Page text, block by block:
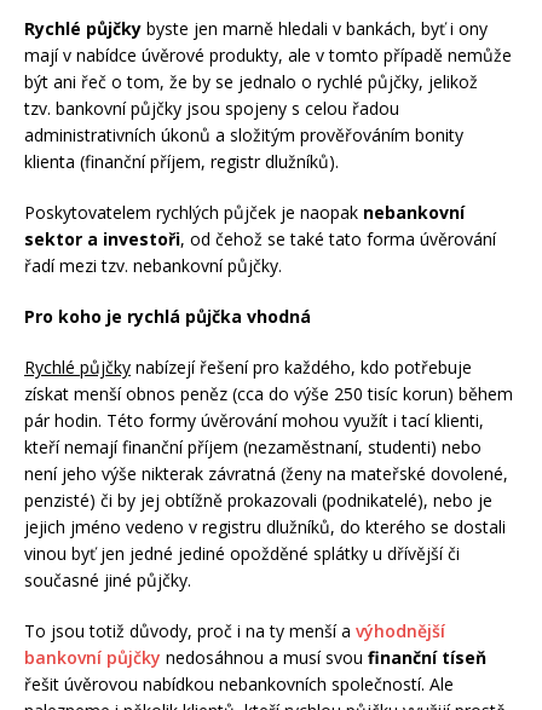
Rychlé půjčky byste jen marně hledali v bankách, byť i ony
mají v nabídce úvěrové produkty, ale v tomto případě nemůže
být ani řeč o tom, že by se jednalo o rychlé půjčky, jelikož
tzv. bankovní půjčky jsou spojeny s celou řadou
administrativních úkonů a složitým prověřováním bonity
klienta (finanční příjem, registr dlužníků).
Poskytovatelem rychlých půjček je naopak nebankovní
sektor a investoři, od čehož se také tato forma úvěrování
řadí mezi tzv. nebankovní půjčky.
Pro koho je rychlá půjčka vhodná
Rychlé půjčky nabízejí řešení pro každého, kdo potřebuje
získat menší obnos peněz (cca do výše 250 tisíc korun) během
pár hodin. Této formy úvěrování mohou využít i tací klienti,
kteří nemají finanční příjem (nezaměstnaní, studenti) nebo
není jeho výše nikterak závratná (ženy na mateřské dovolené,
penzisté) či by jej obtížně prokazovali (podnikatelé), nebo je
jejich jméno vedeno v registru dlužníků, do kterého se dostali
vinou byť jen jedné jediné opožděné splátky u dřívější či
současné jiné půjčky.
To jsou totiž důvody, proč i na ty menší a výhodnější
bankovní půjčky nedosáhnou a musí svou finanční tíseň
řešit úvěrovou nabídkou nebankovních společností. Ale